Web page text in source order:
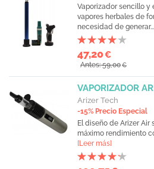
Vaporizador sencillo y
vapores herbales de
necesidad de generar...
47,20€
Antes: 59,00€
VAPORIZADOR
Arizer Tech
-15% Precio Especial
El diseño de Arizer
máximo rendimiento
[Leer más]